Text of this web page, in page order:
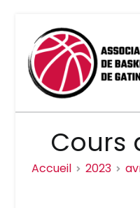
deCours
Accueil 2023